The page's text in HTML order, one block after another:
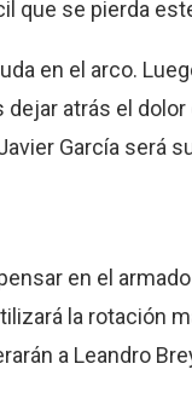
que se pierda
en el arco.
atrás el
García será
en el
la rotación
a Leandro